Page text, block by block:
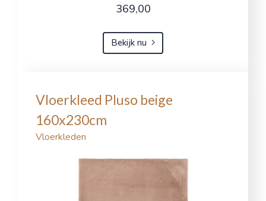
369,00
Bekijk nu
Vloerkleed Pluso beige
160x230cm
Vloerkleden